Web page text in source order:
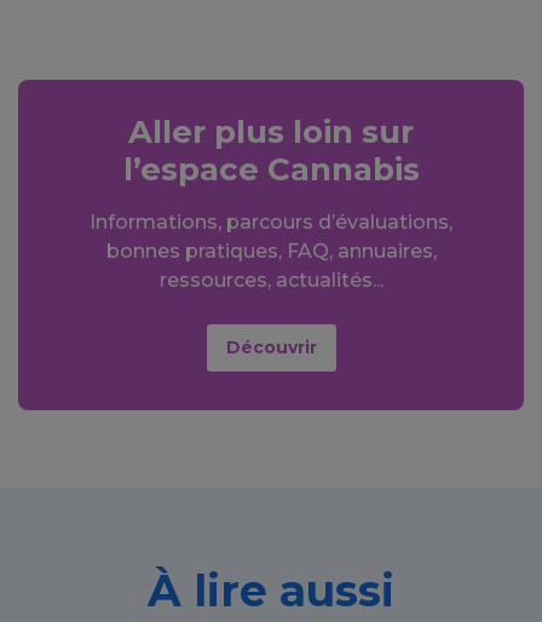
Aller plus loin sur
l’espace Cannabis
Informations, parcours d’évaluations,
bonnes pratiques, FAQ, annuaires,
ressources, actualités...
Découvrir
À lire aussi